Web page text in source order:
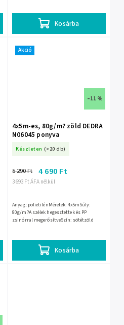
Kosárba
Akció
–11 %
4x5m-es, 80g/m? zöld DEDRA
N06045 ponyva
Készleten (>20 db)
3 693 Ft ÁFA nélkül
5 290 Ft 4 690 Ft
Kosárba
Anyag: polietilénMéretek: 4x5mSúly:
80g/m?A szélek hegesztettek és PP
zsinórral megerősítveSzín: sötétzöld